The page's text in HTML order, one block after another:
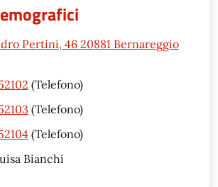
Pertini, 46 20881 Bernareggio
(Telefono)
(Telefono)
(Telefono)
Bianchi